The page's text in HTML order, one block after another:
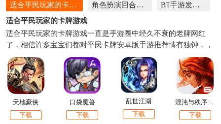
适合平民玩家的卡牌游戏 角色扮演回合制手游
BT手游发布论坛
适合平民玩家的卡牌游戏
适合平民玩家的卡牌游戏一直是手游圈中经久不衰的老牌网红
了，相信许多宝宝们都对平民卡牌安卓版手游推荐情有独钟，，
就帮大家盘点几款最适合平民的三国卡牌手游，耐玩又不烧钱~
天地豪侠
下载
口袋魔兽
下载
乱世江湖
下载
下载